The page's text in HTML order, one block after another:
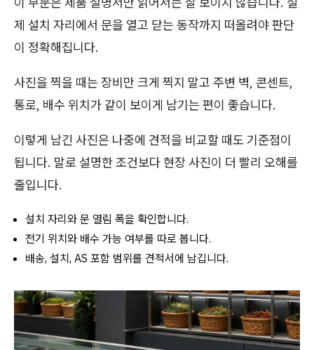
제 설치 자리에서 문을 열고 닫는 동작까지 떠올려야 판단
이 정확해집니다.
사진을 찍을 때는 장비만 크게 찍지 말고 주변 벽, 콘센트,
통로, 배수 위치가 같이 보이게 남기는 편이 좋습니다.
이렇게 남긴 사진은 나중에 견적을 비교할 때도 기준점이
됩니다. 말로 설명한 조건보다 현장 사진이 더 빨리 오해를
줄입니다.
설치 자리와 문 열림 폭을 확인합니다.
전기 위치와 배수 가능 여부를 따로 봅니다.
배송, 설치, AS 포함 범위를 견적서에 남깁니다.